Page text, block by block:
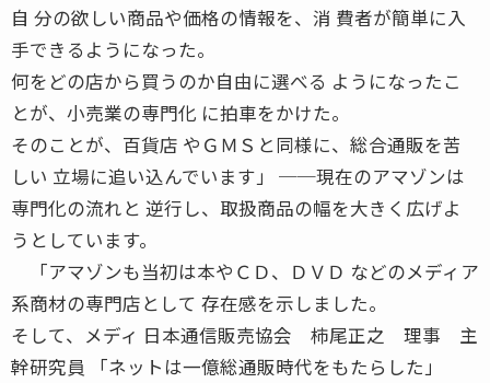
自 分の欲しい商品や価格の情報を、消 費者が簡単に入
手できるようになった。
何をどの店から買うのか自由に選べる ようになったこ
とが、小売業の専門化 に拍車をかけた。
そのことが、百貨店 やＧＭＳと同様に、総合通販を苦
しい 立場に追い込んでいます」 ──現在のアマゾンは
専門化の流れと 逆行し、取扱商品の幅を大きく広げよ
うとしています。
「アマゾンも当初は本やＣＤ、ＤＶＤ などのメディア
系商材の専門店として 存在感を示しました。
そして、メディ 日本通信販売協会 柿尾正之 理事 主
幹研究員 「ネットは一億総通販時代をもたらした」